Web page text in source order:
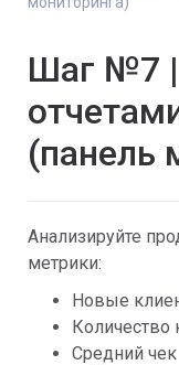
Шаг №7 |
(панель
Анализируйте
метрики:
Новые
Количество
Средний чек